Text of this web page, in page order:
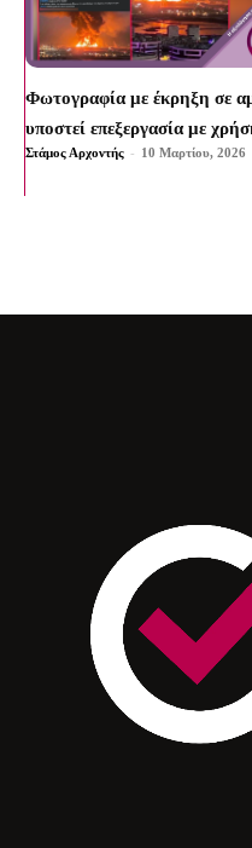
Φωτογραφία με έκρηξη σε
υποστεί επεξεργασία με
Στάμος Αρχοντής - 10 Μαρτίου, 2026